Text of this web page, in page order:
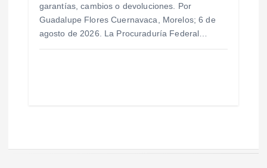
garantías, cambios o devoluciones. Por
Guadalupe Flores Cuernavaca, Morelos; 6 de
agosto de 2026. La Procuraduría Federal…